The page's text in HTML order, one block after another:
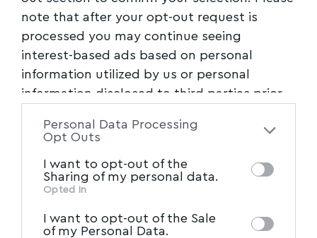
note that after your opt-out request is
processed you may continue seeing
interest-based ads based on personal
information utilized by us or personal
information disclosed to third parties prior
of the further disclosure of your personal
of downstream participants. This
information may also be disclosed by us to
Participantsthat may further disclose it to
Personal Data Processing
Opt Outs
I want to opt-out of the
Sharing of my personal data.
Opted In
I want to opt-out of the Sale
of my Personal Data.